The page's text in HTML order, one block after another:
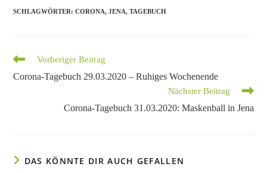
SCHLAGWÖRTER:CORONA, JENA, TAGEBUCH
Weitere
ansehen
Vorheriger Beitrag
Corona-Tagebuch 29.03.2020 – Ruhiges Wochenende
Nächster Beitrag
Corona-Tagebuch 31.03.2020: Maskenball in Jena
DAS KÖNNTE DIR AUCH GEFALLEN